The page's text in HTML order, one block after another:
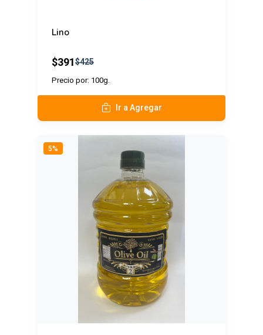
Lino
$391$425
Precio por: 100g.
Ir a Agregar
5%